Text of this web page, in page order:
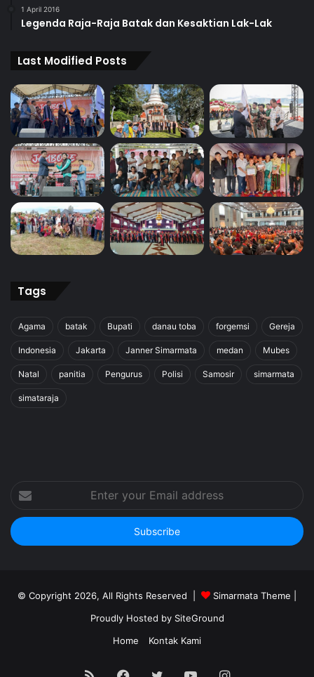
1 April 2016
Legenda Raja-Raja Batak dan Kesaktian Lak-Lak
Last Modified Posts
Tags
Agama batak Bupati danau toba forgemsi Gereja
Indonesia Jakarta Janner Simarmata medan Mubes
Natal panitia Pengurus Polisi Samosir simarmata
simataraja
your
Email
address
© Copyright 2026, All Rights Reserved | Simarmata Theme
Proudly Hosted by SiteGround
Home
Kontak Kami